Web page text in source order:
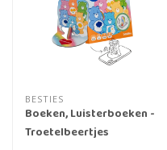
BESTIES
Boeken, Luisterboeken -
Troetelbeertjes